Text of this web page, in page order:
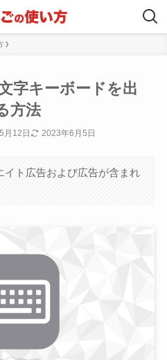
字キーボードを出
方法
月12日 2023年6月5日
イト広告および広告が含まれ